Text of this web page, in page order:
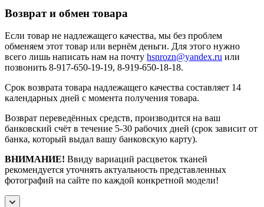
Возврат и обмен товара
Если товар не надлежащего качества, мы без проблем
обменяем этот товар или вернём деньги. Для этого нужно
всего лишь написать нам на почту hsnrozn@yandex.ru или
позвонить 8-917-650-19-19, 8-919-650-18-18.
Срок возврата товара надлежащего качества составляет 14
календарных дней с момента получения товара.
Возврат переведённых средств, производится на ваш
банковский счёт в течение 5-30 рабочих дней (срок зависит от
банка, который выдал вашу банковскую карту).
ВНИМАНИЕ! Ввиду вариаций расцветок тканей
рекомендуется уточнять актуальность представленных
фотографий на сайте по каждой конкретной модели!